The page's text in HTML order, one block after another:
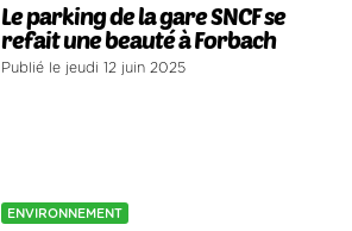
Le parking de la gare SNCF se
refait une beauté à Forbach
Publié le jeudi 12 juin 2025
ENVIRONNEMENT